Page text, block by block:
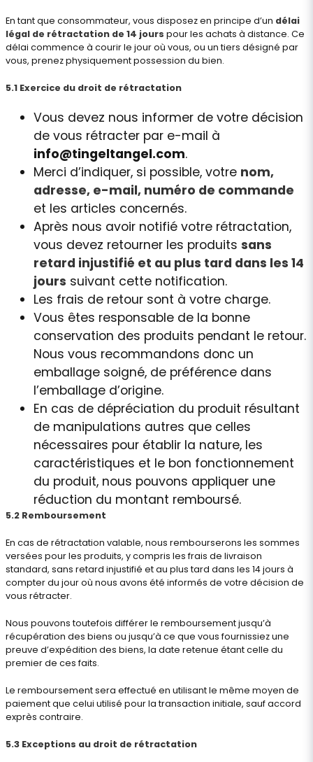
En tant que consommateur, vous disposez en principe d’un délai
légal de rétractation de 14 jours pour les achats à distance. Ce
délai commence à courir le jour où vous, ou un tiers désigné par
vous, prenez physiquement possession du bien.
5.1 Exercice du droit de rétractation
Vous devez nous informer de votre décision
de vous rétracter par e-mail à
info@tingeltangel.com.
Merci d’indiquer, si possible, votre nom,
adresse, e-mail, numéro de commande
et les articles concernés.
Après nous avoir notifié votre rétractation,
vous devez retourner les produits sans
retard injustifié et au plus tard dans les 14
jours suivant cette notification.
Les frais de retour sont à votre charge.
Vous êtes responsable de la bonne
conservation des produits pendant le retour.
Nous vous recommandons donc un
emballage soigné, de préférence dans
l’emballage d’origine.
En cas de dépréciation du produit résultant
de manipulations autres que celles
nécessaires pour établir la nature, les
caractéristiques et le bon fonctionnement
du produit, nous pouvons appliquer une
réduction du montant remboursé.
5.2 Remboursement
En cas de rétractation valable, nous rembourserons les sommes
versées pour les produits, y compris les frais de livraison
standard, sans retard injustifié et au plus tard dans les 14 jours à
compter du jour où nous avons été informés de votre décision de
vous rétracter.
Nous pouvons toutefois différer le remboursement jusqu’à
récupération des biens ou jusqu’à ce que vous fournissiez une
preuve d’expédition des biens, la date retenue étant celle du
premier de ces faits.
Le remboursement sera effectué en utilisant le même moyen de
paiement que celui utilisé pour la transaction initiale, sauf accord
exprès contraire.
5.3 Exceptions au droit de rétractation